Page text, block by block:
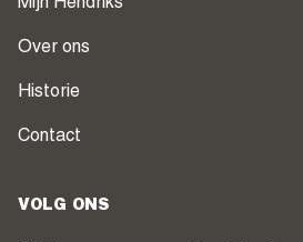
Mijn Hendriks
Over ons
Historie
Contact
VOLG ONS